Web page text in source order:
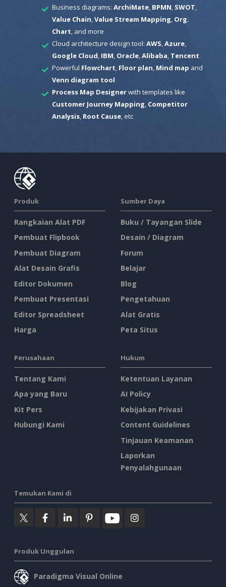
Business diagrams: ArchiMate, BPMN SWOT
Value Chain Value Stream Mapping Org.
Chart , and more
Cloud architecture design tool: AWS Azure,
Google Cloud IBM Oracle, Alibaba Tencent
Powerful Flowchart Floor plan Mind map and
Venn diagram tool
Process Map Designerwith templates like
Customer Journey Mapping Competitor
Analysis, Root Cause, etc
Produk
Rangkaian Alat PDF
Pembuat Flipbook
Pembuat Diagram
Alat Desain Grafis
Editor Dokumen
Pembuat Presentasi
Editor Spreadsheet
Harga
Sumber Daya
Buku / Tayangan Slide
Desain / Diagram
Forum
Belajar
Blog
Pengetahuan
Alat Gratis
Peta Situs
Perusahaan
Tentang Kami
Apa yang Baru
Kit Pers
Hubungi Kami
Hukum
Ketentuan Layanan
AI Policy
Kebijakan Privasi
Content Guidelines
Tinjauan Keamanan
Laporkan
Penyalahgunaan
Temukan Kami di
Produk Unggulan
Paradigma Visual Online